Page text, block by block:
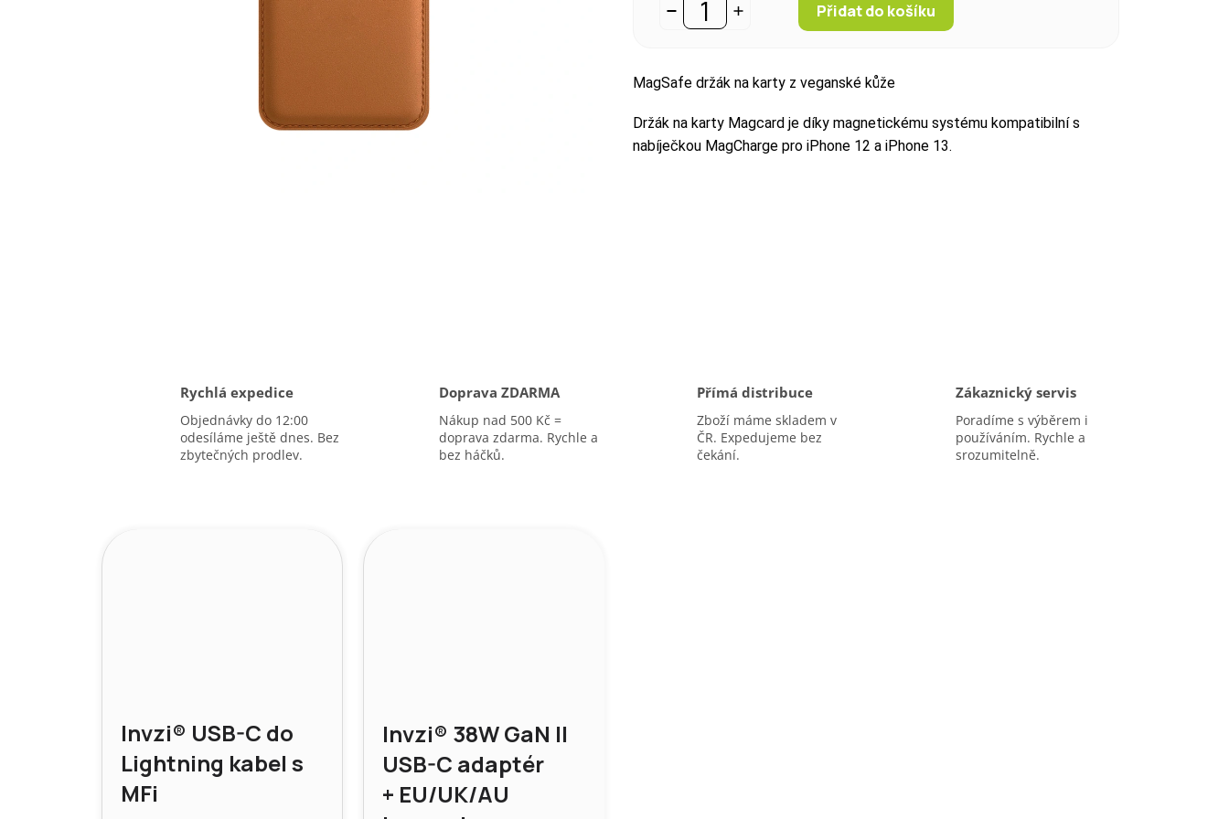
Přidat do košíku
MagSafe držák na karty z veganské kůže
Držák na karty Magcard je díky magnetickému systému kompatibilní s
nabíječkou MagCharge pro iPhone 12 a iPhone 13.
Rychlá expedice
Objednávky do 12:00
odesíláme ještě dnes. Bez
zbytečných prodlev.
Doprava ZDARMA
Nákup nad 500 Kč =
doprava zdarma. Rychle a
bez háčků.
Přímá distribuce
Zboží máme skladem v
ČR. Expedujeme bez
čekání.
Zákaznický servis
Poradíme s výběrem i
používáním. Rychle a
srozumitelně.
Invzi® USB-C do
Lightning kabel s
MFi
Invzi® 38W GaN II
USB-C adaptér
+ EU/UK/AU